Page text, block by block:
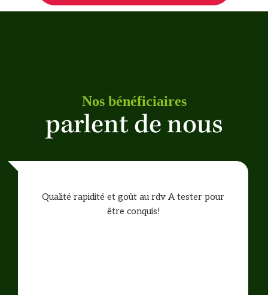
Nos bénéficiaires
parlent de nous
Qualité rapidité et goût au rdv A tester pour
être conquis!